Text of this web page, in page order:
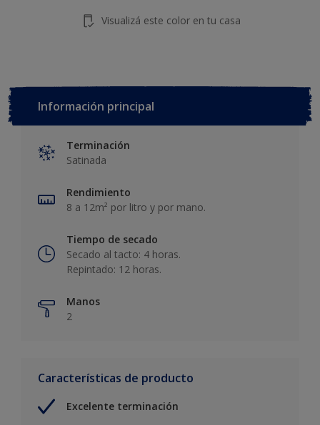
Visualizá este color en tu casa
Información principal
Terminación
Satinada
Rendimiento
8 a 12m² por litro y por mano.
Tiempo de secado
Secado al tacto: 4 horas.
Repintado: 12 horas.
Manos
2
Características de producto
Excelente terminación